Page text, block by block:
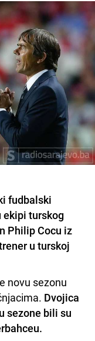
fudbalski
ekipi turskog
Philip Cocu iz
u turskoj
novu sezonu
Dvojica
sezone bili su